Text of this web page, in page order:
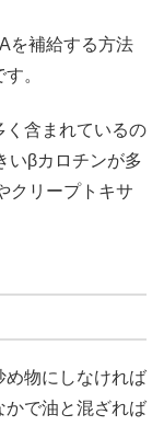
を補給する方法
。
く含まれているの
いβカロチンが多
クリープトキサ
め物にしなければ
かで油と混ざれば